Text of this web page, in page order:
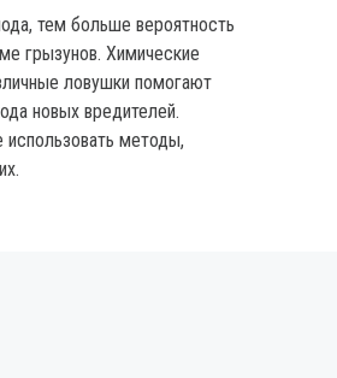
тем больше вероятность
грызунов. Химические
ловушки помогают
новых вредителей.
методы,